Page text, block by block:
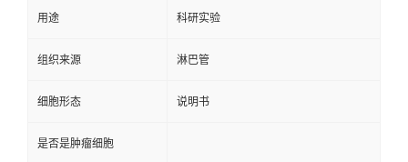
用途 科研实验
组织来源 淋巴管
细胞形态 说明书
是否是肿瘤细胞